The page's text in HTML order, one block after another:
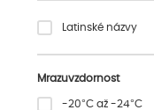
Latinské názvy
Mrazuvzdornost
-20°C až -24°C